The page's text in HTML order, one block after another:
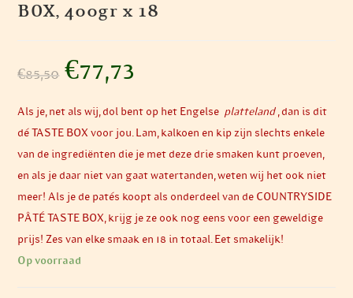
BOX, 400gr x 18
€85,50
Oorspronkelijke
prijs
€77,73
Als je, net als wij, dol bent op het Engelse platteland, dan is dit
dé TASTE BOX voor jou. Lam, kalkoen en kip zijn slechts enkele
van de ingrediënten die je met deze drie smaken kunt proeven,
en als je daar niet van gaat watertanden, weten wij het ook niet
meer! Als je de patés koopt als onderdeel van de COUNTRYSIDE
PÂTÉ TASTE BOX, krijg je ze ook nog eens voor een geweldige
prijs! Zes van elke smaak en 18 in totaal. Eet smakelijk!
Op voorraad